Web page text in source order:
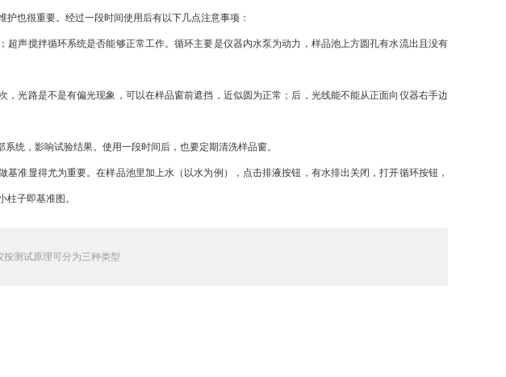
也很重要。经过一段时间使用后有以下几点注意事项：
声搅拌循环系统是否能够正常工作。循环主要是仪器内水泵为动力，样品池上方圆孔有水流出且没有
光路是不是有偏光现象，可以在样品窗前遮挡，近似圆为正常；后，光线能不能从正面向仪器右手边
，影响试验结果。使用一段时间后，也要定期清洗样品窗。
显得尤为重要。在样品池里加上水（以水为例），点击排液按钮，有水排出关闭，打开循环按钮，
子即基准图。
按测试原理可分为三种类型